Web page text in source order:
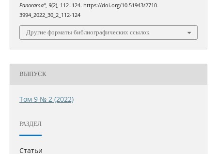
Panorama", 9(2), 112–124. https://doi.org/10.51943/2710-
3994_2022_30_2_112-124
Другие форматы библиографических ссылок
ВЫПУСК
Том 9 № 2 (2022)
РАЗДЕЛ
Статьи